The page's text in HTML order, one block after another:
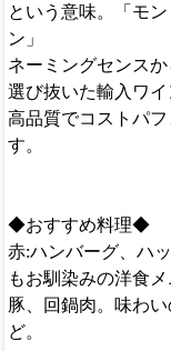
という意味。「モ
ン」
ネーミングセンス
選び抜いた輸入ワイ
高品質でコストパ
す。
◆おすすめ料理◆
赤:ハンバーグ、ハ
もお馴染みの洋食
豚、回鍋肉。味わ
ど。